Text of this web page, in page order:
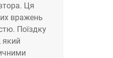
Ця
вражень
Поїздку
який